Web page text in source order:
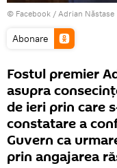
© Facebook / Adrian Năstase
Abonare
Fostul premier
asupra
de ieri prin care
constatare a
Guvern ca
prin angajarea